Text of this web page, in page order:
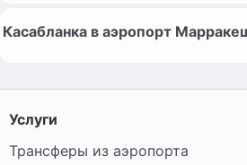
Касабланка в аэропорт
Услуги
Трансферы из аэропорта